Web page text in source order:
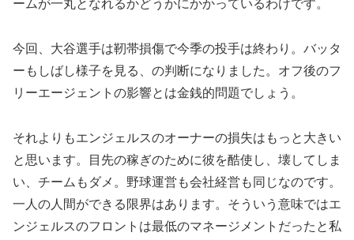
ームが一丸となれるかどうかにかかっているわけです。
今回、大谷選手は靭帯損傷で今季の投手は終わり。バッタ
ーもしばし様子を見る、の判断になりました。オフ後のフ
リーエージェントの影響とは金銭的問題でしょう。
それよりもエンジェルスのオーナーの損失はもっと大きい
と思います。目先の稼ぎのために彼を酷使し、壊してしま
い、チームもダメ。野球運営も会社経営も同じなのです。
一人の人間ができる限界はあります。そういう意味ではエ
ンジェルスのフロントは最低のマネージメントだったと私